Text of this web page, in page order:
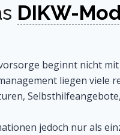
DIKW-
beginnt nicht
liegen viele
jedoch nur als